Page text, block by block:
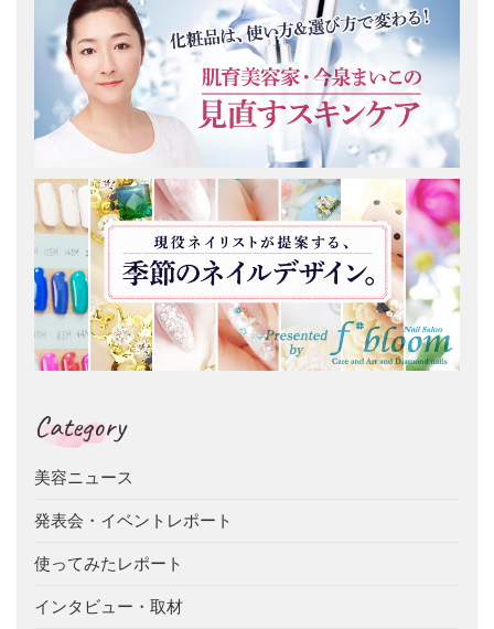
Category
美容ニュース
発表会・イベントレポート
使ってみたレポート
インタビュー・取材